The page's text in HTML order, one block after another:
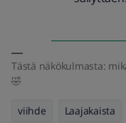
Tästä näkökulmasta:
🤣
viihde Laajakaista